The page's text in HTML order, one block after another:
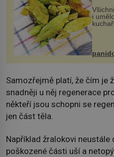
i
nevíte,
zmírnit
Samozřejmě platí, že čím je
snadněji u něj regenerace
někteří jsou schopni se
jen část těla.
Například žralokovi neustále
poškozené části uší a